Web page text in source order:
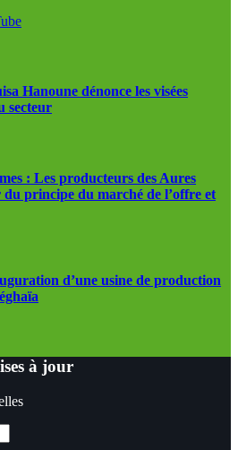
Hanoune dénonce les visées
secteur
: Les producteurs des Aures
principe du marché de l’offre et
d’une usine de production
à jour